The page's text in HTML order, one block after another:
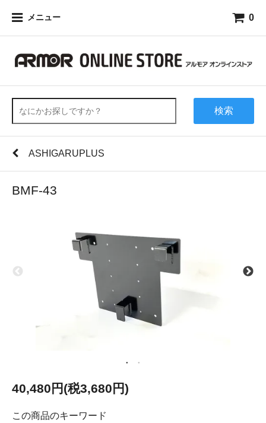
メニュー 0
検索
ASHIGARUPLUS
BMF-43
40,480円(税3,680円)
この商品のキーワード